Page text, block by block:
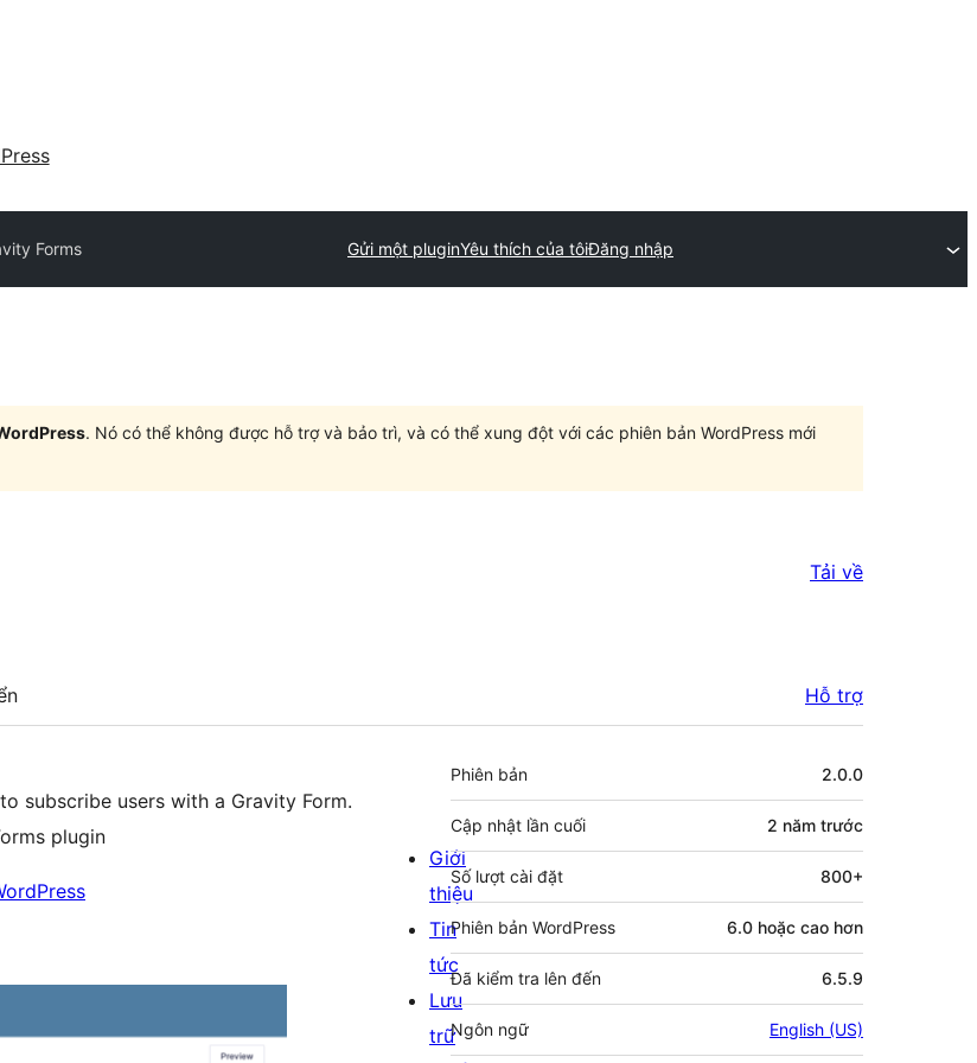
Forms Gửi một pluginYêu thích của tôiĐăng nhập
. Nó có thể không được hỗ trợ và bảo trì, và có thể xung đột với các phiên bản WordPress mới
Tải về
Hỗ trợ
subscribe users with a Gravity Form.
plugin
Meta
Phiên bản 2.0.0
Cập nhật lần cuối 2 năm trước
Số lượt cài đặt 800+
Phiên bản WordPress 6.0 hoặc cao hơn
Đã kiểm tra lên đến 6.5.9
Ngôn ngữ English (US)
Giới
thiệu
Tin
tức
Lưu
trữ